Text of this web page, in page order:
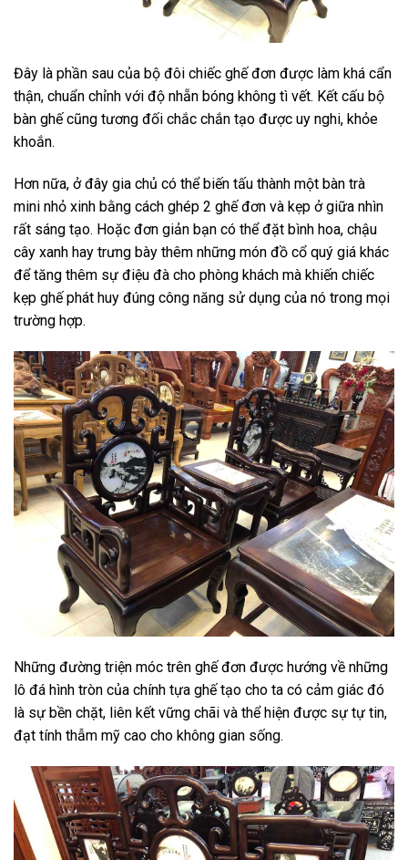
Đây là phần sau của bộ đôi chiếc ghế đơn được làm khá cẩn
thận, chuẩn chỉnh với độ nhẵn bóng không tì vết. Kết cấu bộ
bàn ghế cũng tương đối chắc chắn tạo được uy nghi, khỏe
khoắn.
Hơn nữa, ở đây gia chủ có thể biến tấu thành một bàn trà
mini nhỏ xinh bằng cách ghép 2 ghế đơn và kẹp ở giữa nhìn
rất sáng tạo. Hoặc đơn giản bạn có thể đặt bình hoa, chậu
cây xanh hay trưng bày thêm những món đồ cổ quý giá khác
để tăng thêm sự điệu đà cho phòng khách mà khiến chiếc
kẹp ghế phát huy đúng công năng sử dụng của nó trong mọi
trường hợp.
Những đường triện móc trên ghế đơn được hướng về những
lô đá hình tròn của chính tựa ghế tạo cho ta có cảm giác đó
là sự bền chặt, liên kết vững chãi và thể hiện được sự tự tin,
đạt tính thẫm mỹ cao cho không gian sống.